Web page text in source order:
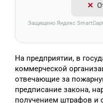
Защищено Яндекс
На предприятии, в
коммерческой
отвечающие за
предписание закона,
получением штрафов и